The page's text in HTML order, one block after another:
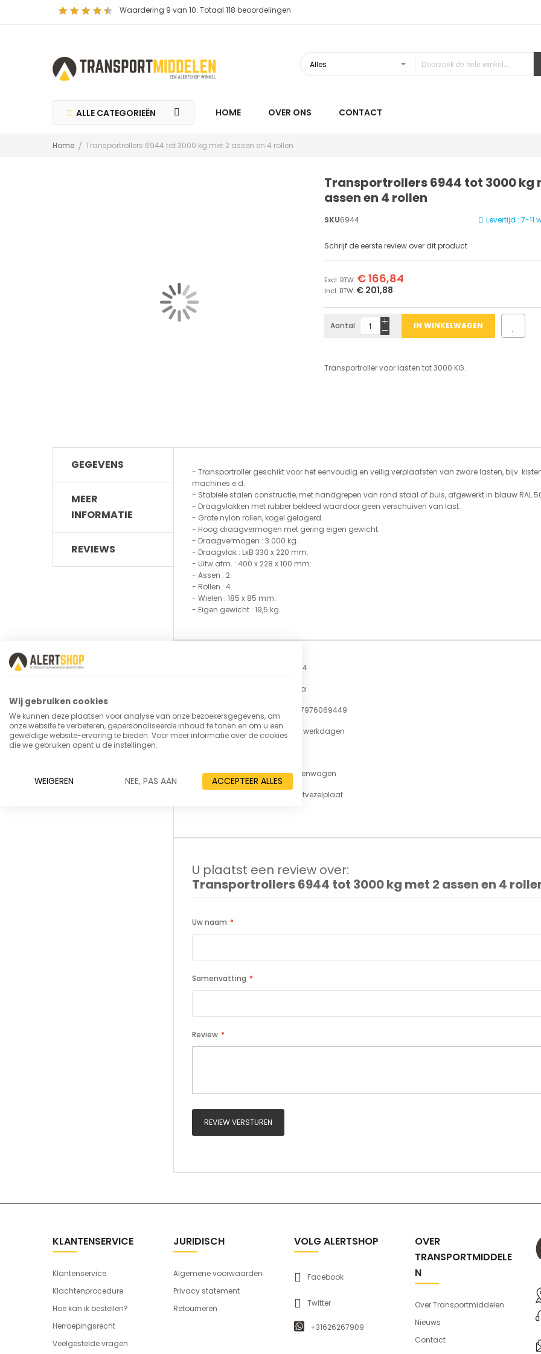
Waardering 9 van 10. Totaal 118 beoordelingen
ALLE CATEGORIEËN HOME OVER ONS CONTACT
Home Transportrollers 6944 tot 3000 kg met 2 assen en 4 rollen
Transportrollers 6944 tot 3000 kg
assen en 4 rollen
Levertijd : 7-11
SKU6944
Schrijf de eerste review over dit product
€ 201,88
€ 166,84
Aantal IN WINKELWAGEN
Transportroller voor lasten tot 3000 KG.
GEGEVENS
MEER
INFORMATIE
REVIEWS
- Transportroller geschikt voor het eenvoudig en veilig verplaatsten van zware lasten, bijv.
machines e.d.
- Stabiele stalen constructie, met handgrepen van rond staal of buis, afgewerkt in blauw RAL
- Draagvlakken met rubber bekleed waardoor geen verschuiven van last.
- Grote nylon rollen, kogel gelagerd.
- Hoog draagvermogen met gering eigen gewicht.
- Draagvermogen : 3.000 kg.
- Draagvlak : LxB 330 x 220 mm.
- Uitw.afm. : 400 x 228 x 100 mm.
- Assen : 2.
- Rollen : 4.
- Wielen : 185 x 85 mm.
- Eigen gewicht : 19,5 kg.
6944
Fetra
4017976069449
Levertijd 7-11 werkdagen
type_kar Platenwagen
Houtvezelplaat
U plaatst een review over:
Transportrollers 6944 tot 3000 kg met 2 assen en 4
Uw naam
Samenvatting
Review
REVIEW VERSTUREN
KLANTENSERVICE
Klantenservice
Klachtenprocedure
Hoe kan ik bestellen?
Herroepingsrecht
Veelgestelde vragen
JURIDISCH
Algemene voorwaarden
Privacy statement
Retourneren
VOLG ALERTSHOP
Facebook
Twitter
+31626267909
OVER
TRANSPORTMIDDELE
N
Over Transportmiddelen
Nieuws
Contact
Wij gebruiken cookies
We kunnen deze plaatsen voor analyse van onze bezoekersgegevens, om
onze website te verbeteren, gepersonaliseerde inhoud te tonen en om u een
geweldige website-ervaring te bieden. Voor meer informatie over de cookies
die we gebruiken opent u de instellingen.
WEIGEREN NEE, PAS AAN ACCEPTEER ALLES